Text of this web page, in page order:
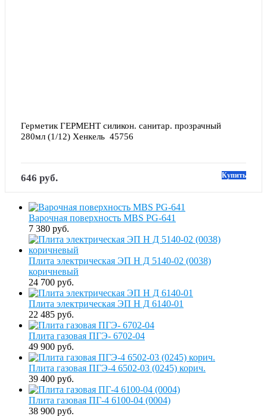
Герметик ГЕРМЕНТ силикон. санитар. прозрачный
280мл (1/12) Хенкель  45756
646 руб. Купить
Варочная поверхность MBS PG-641
7 380 руб.
Плита электрическая ЭП Н Д 5140-02 (0038)
коричневый
24 700 руб.
Плита электрическая ЭП Н Д 6140-01
22 485 руб.
Плита газовая ПГЭ- 6702-04
49 900 руб.
Плита газовая ПГЭ-4 6502-03 (0245) корич.
39 400 руб.
Плита газовая ПГ-4 6100-04 (0004)
38 900 руб.